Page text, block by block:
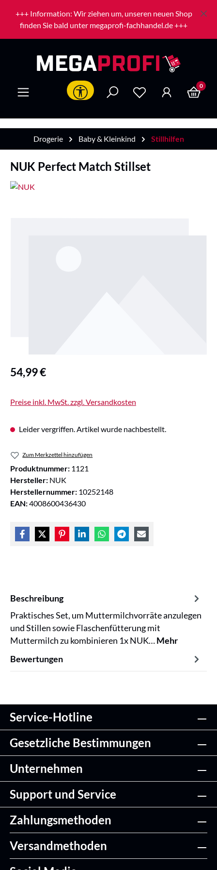
Zum Hauptinhalt springen
+++ Information: Wir ziehen um, unseren neuen Shop
finden Sie bald unter megaprofi-fachhandel.de +++
Werkzeugleiste anzeigen 0
Drogerie Baby & Kleinkind Stillhilfen
NUK Perfect Match Stillset
Regulärer Preis:
54,99 €
Preise inkl. MwSt. zzgl. Versandkosten
Leider vergriffen. Artikel wurde nachbestellt.
Zum Merkzettel hinzufügen
Produktnummer: 1121
Hersteller: NUK
Herstellernummer: 10252148
EAN:4008600436430
Beschreibung
Praktisches Set, um Muttermilchvorräte anzulegen
und Stillen sowie Flaschenfütterung mit
Muttermilch zu kombinieren 1x NUK…Mehr
Bewertungen
Service-Hotline
Gesetzliche Bestimmungen
Unternehmen
Support und Service
Zahlungsmethoden
Versandmethoden